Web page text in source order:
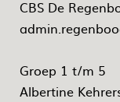
CBS De
Groep 1 t/m 5
Albertine